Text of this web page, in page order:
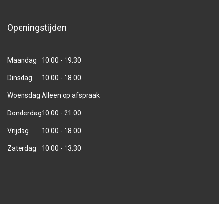
Openingstijden
Maandag 10.00 - 19.30
Dinsdag 10.00 - 18.00
Woensdag Alleen op afspraak
Donderdag10.00 - 21.00
Vrijdag 10.00 - 18.00
Zaterdag 10.00 - 13.30